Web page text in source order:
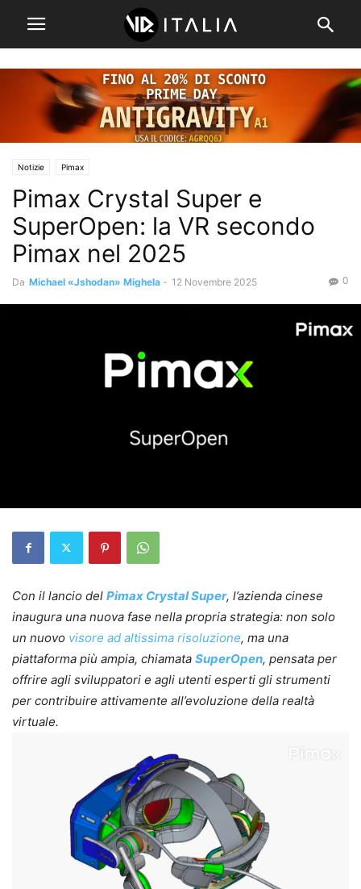
Notizie Pimax
Pimax Crystal Super e
SuperOpen: la VR secondo
Pimax nel 2025
Da Michael «Jshodan» Mighela - 12 Novembre 2025 0
Con il lancio del Pimax Crystal Super, l’azienda cinese
inaugura una nuova fase nella propria strategia: non solo
un nuovo visore ad altissima risoluzione, ma una
piattaforma più ampia, chiamata SuperOpen, pensata per
offrire agli sviluppatori e agli utenti esperti gli strumenti
per contribuire attivamente all’evoluzione della realtà
virtuale.